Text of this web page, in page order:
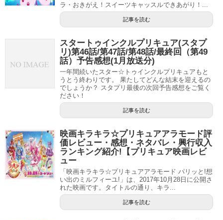
関連記事
ラ・おきがえ！スイーツキャッスルできあがり！...
記事を読む
スタートゥインクルプリキュア(スタプ
リ)第46話/第47話/第48話/最終回（第49
話）予告感想(1月放送分)
一年間続いたスター☆トゥインクルプリキュアもと
うとう終わりです。 果たしてどんな結末を迎えるの
でしょうか？ スタプリ最後の次回予告感想をご覧く
ださい！
記事を読む
映画キラキラ☆プリキュアアラモード評
価レビュー・感想・ネタバレ・興行収入
ランキング紹介!【プリキュア映画レビ
ュー
「映画キラキラ☆プリキュアアラモード パリッと!想
い出のミルフィーユ!」は、2017年10月28日に公開さ
れた映画です。タイトルの通り、キラ...
記事を読む